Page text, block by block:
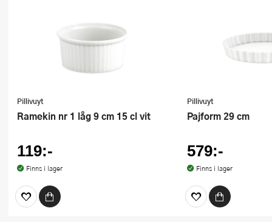
Pillivuyt
Ramekin nr 1 låg 9 cm 15 cl vit
119:-
Finns i lager
Pillivuyt
Pajform 29 cm
579:-
Finns i lager